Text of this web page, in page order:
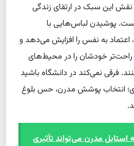
این سبک در ارتقای زندگی
پوشیدن لباس‌هایی با
به نفس را افزایش می‌دهد و
خودشان را در محیط‌های
فرقی نمی‌کند در دانشگاه باشید
انتخاب پوشش مدرن، حس بلوغ
مدرن می‌تواند تأثیری